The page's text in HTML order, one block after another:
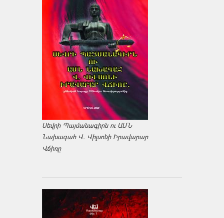
Սեվրի Պայմանագիրն ու ԱՄՆ
Նախագահ Վ. Վիլսոնի Իրավարար
Վճիռը